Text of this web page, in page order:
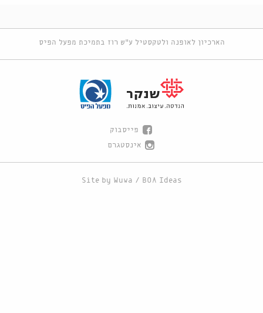
הארכיון לאופנה ולטקסטיל ע"ש רוז בתמיכת מפעל הפיס
פייסבוק
אינסטגרם
Site by Wuwa / BOA Ideas